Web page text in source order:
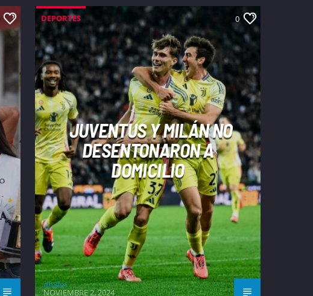
DEPORTES 0
JUVENTUS Y MILÁN NO
DESENTONARON A
DOMICILIO
dh8fm
NOVIEMBRE 2, 2024